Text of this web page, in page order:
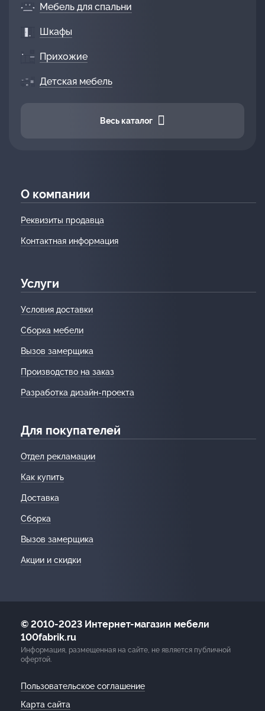
Мебель для спальни
Шкафы
Прихожие
Детская мебель
Весь каталог
О компании
Реквизиты продавца
Контактная информация
Услуги
Условия доставки
Сборка мебели
Вызов замерщика
Производство на заказ
Разработка дизайн-проекта
Для покупателей
Отдел рекламации
Как купить
Доставка
Сборка
Вызов замерщика
Акции и скидки
© 2010-2023 Интернет-магазин мебели
100fabrik.ru
Информация, размещенная на сайте, не является публичной
офертой.
Пользовательское соглашение
Карта сайта